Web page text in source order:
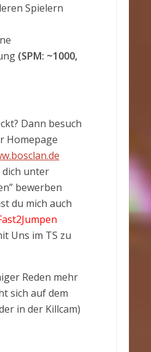
Spielern
(SPM: ~1000,
Dann besuch
Homepage
unter
bewerben
du mich auch
Uns im TS zu
Reden mehr
sich auf dem
in der Killcam)